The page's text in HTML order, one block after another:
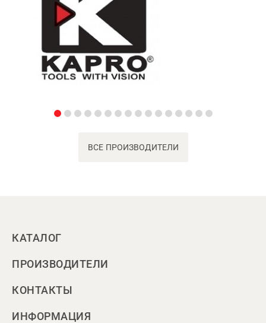
ВСЕ ПРОИЗВОДИТЕЛИ
КАТАЛОГ
ПРОИЗВОДИТЕЛИ
КОНТАКТЫ
ИНФОРМАЦИЯ